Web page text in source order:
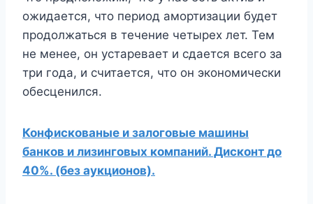
ожидается, что период амортизации будет
продолжаться в течение четырех лет. Тем
не менее, он устаревает и сдается всего за
три года, и считается, что он экономически
обесценился.
Конфискованые и залоговые машины
банков и лизинговых компаний. Дисконт до
40%. (без аукционов).